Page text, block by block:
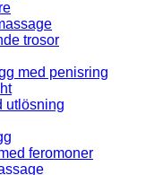
trosor
med penisring
utlösning
feromoner